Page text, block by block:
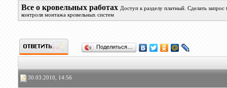
Все о кровельных работах Доступ к разделу платный. Сделать
контроля монтажа кровельных систем
Поделиться…
30.03.2010, 14:56